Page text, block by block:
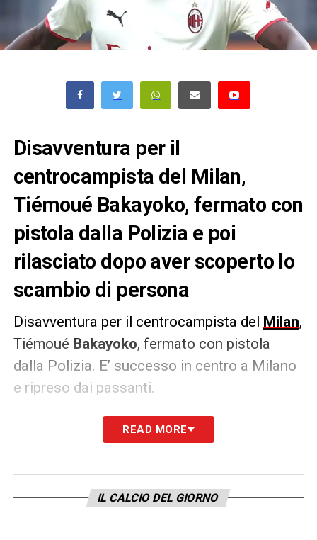
Disavventura per il
centrocampista del Milan,
Tiémoué Bakayoko, fermato con
pistola dalla Polizia e poi
rilasciato dopo aver scoperto lo
scambio di persona
Disavventura per il centrocampista del Milan,
Tiémoué Bakayoko, fermato con pistola
dalla Polizia. E’ successo in centro a Milano
e ripreso dai passanti.
Gli agenti fermano il calciatore e lo
perquisiscono mentre tengono la pistola
qualche minuto la Polizia si è accorta di aver
erroneamente fermato la persona sbagliata.
READ MORE
IL CALCIO DEL GIORNO